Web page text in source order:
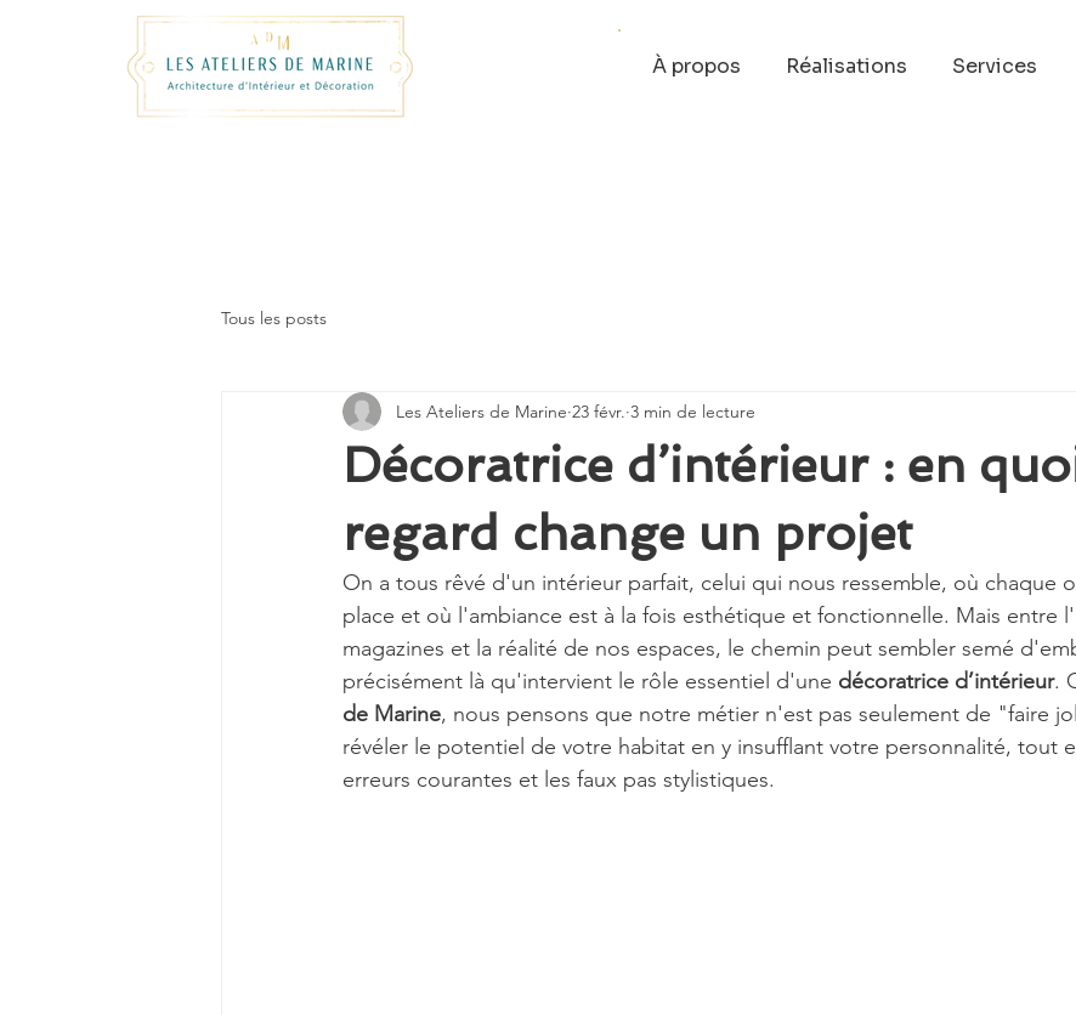
À propos Réalisations Services
Tous les posts
Décoratrice d’intérieur : en
regard change un projet
Les Ateliers de Marine 23 févr. 3 min de lecture
On a tous rêvé d'un intérieur parfait, celui qui nous ressemble, où chaque
place et où l'ambiance est à la fois esthétique et fonctionnelle. Mais entre
magazines et la réalité de nos espaces, le chemin peut sembler semé
précisément là qu'intervient le rôle essentiel d'une décoratrice d’intérieur.
de Marine, nous pensons que notre métier n'est pas seulement de "faire
révéler le potentiel de votre habitat en y insufflant votre personnalité, tout
erreurs courantes et les faux pas stylistiques.